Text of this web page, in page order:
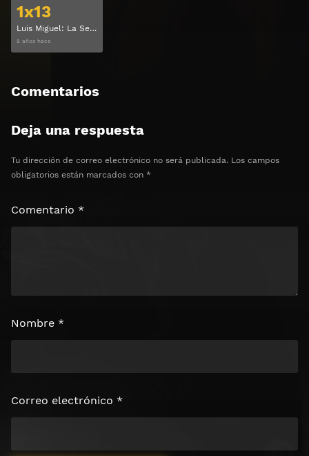
1x13
Luis Miguel: La Serie Temporada 1 Capitulo 13
8 años hace
Comentarios
Deja una respuesta
Tu dirección de correo electrónico no será publicada. Los campos
obligatorios están marcados con *
Comentario *
Nombre *
Correo electrónico *